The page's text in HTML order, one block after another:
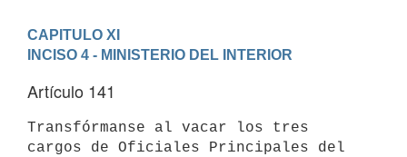
CAPITULO XI
INCISO 4 - MINISTERIO DEL INTERIOR
Artículo 141
Transfórmanse al vacar los tres
cargos de Oficiales Principales del